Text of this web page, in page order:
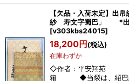
【欠品・入荷未定】出
紗 寿文字蜀巴」 *出
[v303kbs24015]
18,200円(税込)
在庫わずか
◇作者：平安翔苑 ◇
箱 ◆当裂は、紹巴織